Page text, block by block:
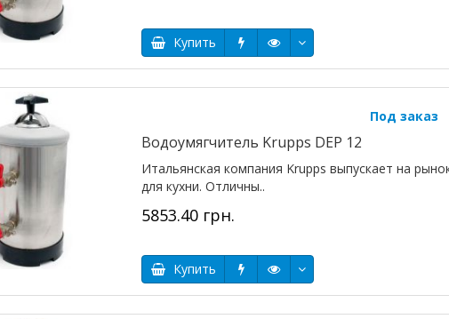
Купить
Под заказ
Водоумягчитель Krupps DEP 12
Итальянская компания Krupps выпускает на
для кухни. Отличны..
5853.40 грн.
Купить